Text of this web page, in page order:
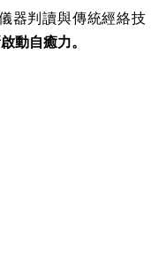
器判讀與傳統經絡技
動自癒力。